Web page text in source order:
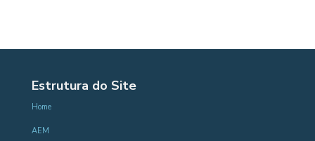
Estrutura do Site
Home
AEM